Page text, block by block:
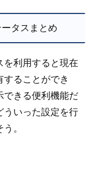
タスまとめ
を利用すると現在
ることができ
できる便利機能だ
ういった設定を行
。